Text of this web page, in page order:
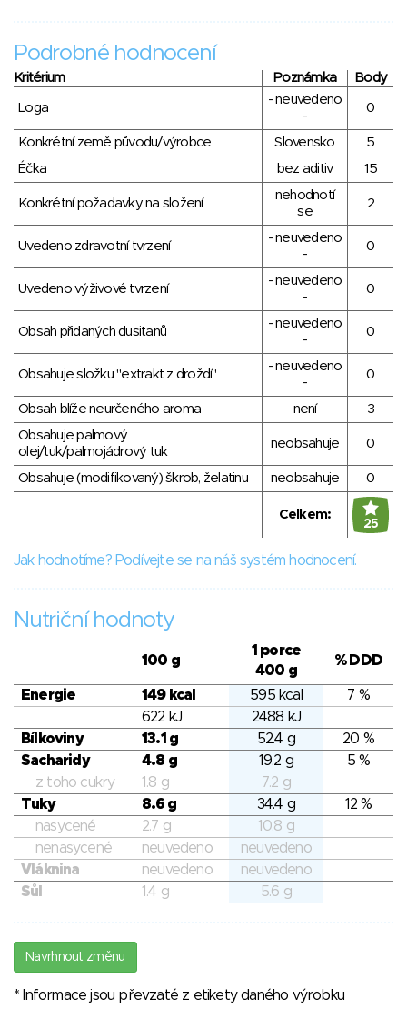
Podrobné hodnocení
Kritérium Poznámka Body
Loga
- neuvedeno
-
0
Konkrétní země původu/výrobce Slovensko
5
Éčka
bez aditiv 15
Konkrétní požadavky na složení
nehodnotí
se
2
Uvedeno zdravotní tvrzení
- neuvedeno
-
0
Uvedeno výživové tvrzení
- neuvedeno
-
0
Obsah přidaných dusitanů
- neuvedeno
-
0
Obsahuje složku "extrakt z droždí"
- neuvedeno
-
0
Obsah blíže neurčeného aroma není
3
Obsahuje palmový
olej/tuk/palmojádrový tuk
neobsahuje 0
Obsahuje (modifikovaný) škrob, želatinu neobsahuje 0
Celkem:
25
Jak hodnotíme? Podívejte se na náš systém hodnocení.
Nutriční hodnoty
100 g
1 porce
400 g
% DDD
Energie 149 kcal 595 kcal
7 %
622 kJ
2488 kJ
Bílkoviny
13.1 g 52.4 g
20 %
Sacharidy
4.8 g 19.2 g
5 %
z toho cukry
1.8 g
7.2 g
Tuky
8.6 g 34.4 g
12 %
nasycené
2.7 g
10.8 g
nenasycené
neuvedeno
neuvedeno
Vláknina
neuvedeno
neuvedeno
Sůl
1.4 g 5.6 g
Navrhnout změnu
* Informace jsou převzaté z etikety daného výrobku